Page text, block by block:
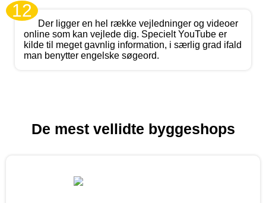
12
Der ligger en hel række vejledninger og videoer
online som kan vejlede dig. Specielt YouTube er
kilde til meget gavnlig information, i særlig grad ifald
man benytter engelske søgeord.
De mest vellidte byggeshops